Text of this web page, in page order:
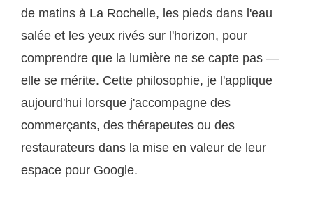
de matins à La Rochelle, les pieds dans l'eau
salée et les yeux rivés sur l'horizon, pour
comprendre que la lumière ne se capte pas —
elle se mérite. Cette philosophie, je l'applique
aujourd'hui lorsque j'accompagne des
commerçants, des thérapeutes ou des
restaurateurs dans la mise en valeur de leur
espace pour Google.